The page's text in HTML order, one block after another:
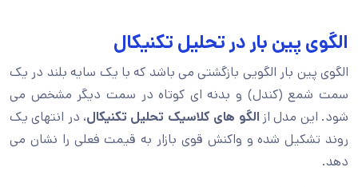
الگوی پین بار در تحلیل تکنیکال
الگوی پین بار الگویی بازگشتی می باشد که با یک سایه بلند در یک
سمت شمع (کندل) و بدنه ای کوتاه در سمت دیگر مشخص می
شود. این مدل از الگو های کلاسیک تحلیل تکنیکال، در انتهای یک
روند تشکیل شده و واکنش قوی بازار به قیمت فعلی را نشان می
دهد.